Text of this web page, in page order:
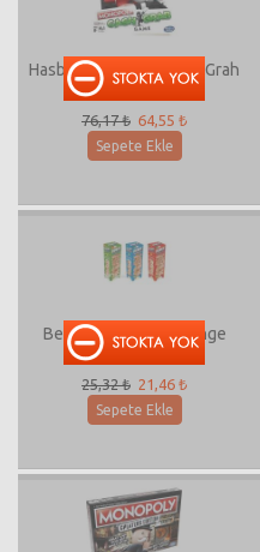
Hasbro Monopoly Cash Grah
E3037
76,17 ₺ 64,55 ₺
Sepete Ekle
Bemi 040077 Eko Denge
Oyunu
25,32 ₺ 21,46 ₺
Sepete Ekle